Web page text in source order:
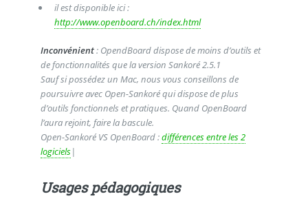
il est disponible ici :
http://www.openboard.ch/index.html
Inconvénient: OpendBoard dispose de moins d’outils et
de fonctionnalités que la version Sankoré 2.5.1
Sauf si possédez un Mac, nous vous conseillons de
poursuivre avec Open-Sankoré qui dispose de plus
d’outils fonctionnels et pratiques. Quand OpenBoard
l’aura rejoint, faire la bascule.
Open-Sankoré VS OpenBoard :différences entre les 2
logiciels|
Usages pédagogiques